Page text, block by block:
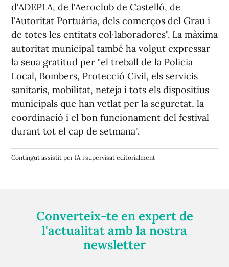
d'ADEPLA, de l'Aeroclub de Castelló, de
l'Autoritat Portuària, dels comerços del Grau i
de totes les entitats col·laboradores". La màxima
autoritat municipal també ha volgut expressar
la seua gratitud per "el treball de la Policia
Local, Bombers, Protecció Civil, els servicis
sanitaris, mobilitat, neteja i tots els dispositius
municipals que han vetlat per la seguretat, la
coordinació i el bon funcionament del festival
durant tot el cap de setmana".
Contingut assistit per IA i supervisat editorialment
Converteix-te en expert de
l'actualitat amb la nostra
newsletter